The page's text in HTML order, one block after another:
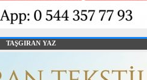
TAŞGIRAN YAZ